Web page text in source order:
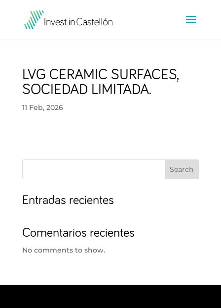
LVG CERAMIC SURFACES,
SOCIEDAD LIMITADA.
11 Feb, 2026
Search
Entradas recientes
Comentarios recientes
No comments to show.